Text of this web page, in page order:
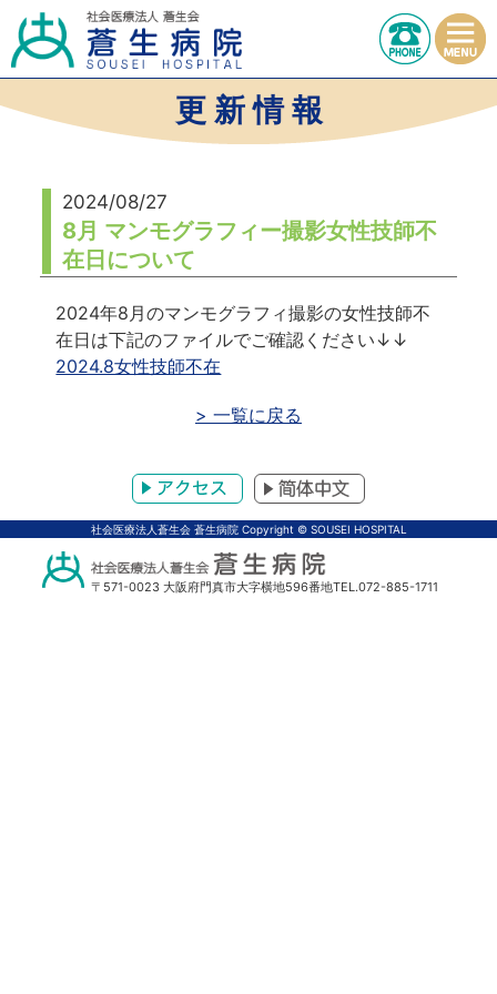
更 新 情 報
2024/08/27
8月 マンモグラフィー撮影女性技師不
在日について
2024年8月のマンモグラフィ撮影の女性技師不
在日は下記のファイルでご確認ください↓↓
2024.8女性技師不在
> 一覧に戻る
アクセス 体中文
社会医療法人蒼生会 蒼生病院 Copyright © SOUSEI HOSPITAL
〒571-0023 大阪府門真市大字横地596番地TEL.072-885-1711